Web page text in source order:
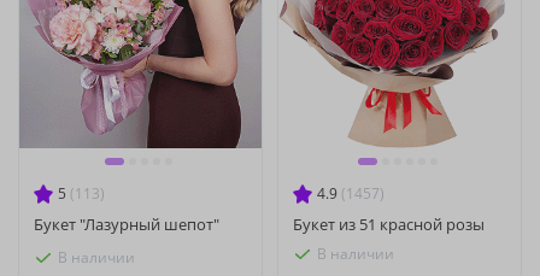
5 (113)
Букет "Лазурный шепот"
В наличии
4.9 (1457)
Букет из 51 красной розы
В наличии